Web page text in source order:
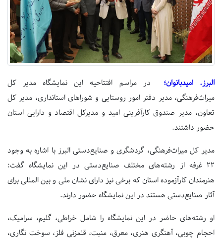
البرز. امیدبانوان؛
در مراسم افتتاحیه این نمایشگاه مدیر کل
میراث‌فرهنگی، مدیر دفتر امور روستایی و شوراهای استانداری، مدیر کل
تعاون، مدیر صندوق کارآفرینی امید و مدیرکل اقتصاد و دارایی استان
حضور داشتند.
مدیر کل ميراث‌فرهنگی، گردشگری و صنایع‌دستی البرز با اشاره به وجود
22 غرفه از رشته‌های مختلف صنایع‌دستی در این نمایشگاه گفت:
هنرمندان کارآزموده استان که برخی نیز دارای نشان ملی و بین المللی برای
آثار صنایع‌دستی هستند در این نمایشگاه حضور دارند.
او رشته‌های حاضر در این نمایشگاه را شامل خراطی، گلیم، سرامیک،
احجام چوبی، آهنگری هنری، معرق، منبت، قلمزنی فلز، سوخت نگاری،